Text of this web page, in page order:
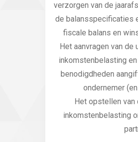
verzorgen van de
de balansspecificaties
fiscale balans en
Het aanvragen van
inkomstenbelasting
benodigdheden
ondernemer
Het opstellen
inkomstenbelasting